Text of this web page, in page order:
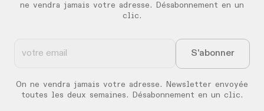
ne vendra jamais votre adresse. Désabonnement en un
clic.
On ne vendra jamais votre adresse. Newsletter envoyée
toutes les deux semaines. Désabonnement en un clic.